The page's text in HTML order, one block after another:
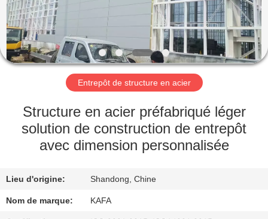
VIDÉOS
SPECTACLE
DE
RÉALITÉ
VIRTUELLE
DE
NOUS
Entrepôt de structure en acier
Structure en acier préfabriqué léger
solution de construction de entrepôt
avec dimension personnalisée
Lieu d'origine: Shandong, Chine
Nom de marque: KAFA